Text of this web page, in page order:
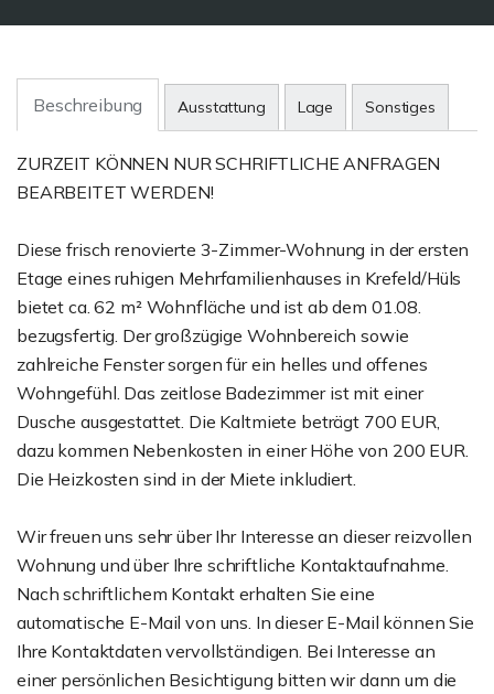
Beschreibung Ausstattung Lage Sonstiges
ZURZEIT KÖNNEN NUR SCHRIFTLICHE ANFRAGEN
BEARBEITET WERDEN!
Diese frisch renovierte 3-Zimmer-Wohnung in der ersten
Etage eines ruhigen Mehrfamilienhauses in Krefeld/Hüls
bietet ca. 62 m² Wohnfläche und ist ab dem 01.08.
bezugsfertig. Der großzügige Wohnbereich sowie
zahlreiche Fenster sorgen für ein helles und offenes
Wohngefühl. Das zeitlose Badezimmer ist mit einer
Dusche ausgestattet. Die Kaltmiete beträgt 700 EUR,
dazu kommen Nebenkosten in einer Höhe von 200 EUR.
Die Heizkosten sind in der Miete inkludiert.
Wir freuen uns sehr über Ihr Interesse an dieser reizvollen
Wohnung und über Ihre schriftliche Kontaktaufnahme.
Nach schriftlichem Kontakt erhalten Sie eine
automatische E-Mail von uns. In dieser E-Mail können Sie
Ihre Kontaktdaten vervollständigen. Bei Interesse an
einer persönlichen Besichtigung bitten wir dann um die